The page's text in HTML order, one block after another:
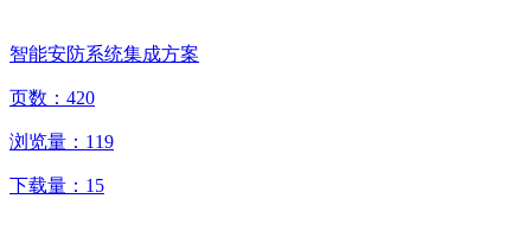
智能安防系统集成方案
页数： 420
浏览量： 119
下载量： 15